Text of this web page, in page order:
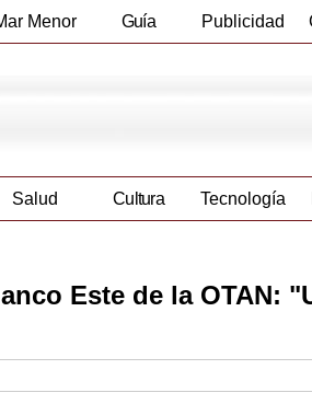
Menor Guía Publicidad
Salud Cultura Tecnología
Este de la OTAN: